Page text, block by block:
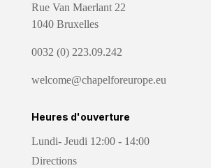
Rue Van Maerlant 22
1040 Bruxelles
0032 (0) 223.09.242
welcome@chapelforeurope.eu
Heures d'ouverture
Lundi- Jeudi 12:00 - 14:00
Directions